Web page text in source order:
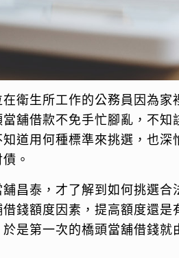
衛生所工作的公務員因為家
舖借款不免手忙腳亂，不
道用何種標準來挑選，也
。
昌泰，才了解到如何挑選
錢額度因素，提高額度還是
於是第一次的橋頭當舖借錢